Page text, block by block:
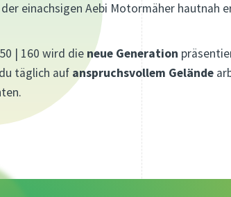
einachsigen Aebi Motormäher hautnah
| 160 wird die neue Generation
täglich auf anspruchsvollem Gelände